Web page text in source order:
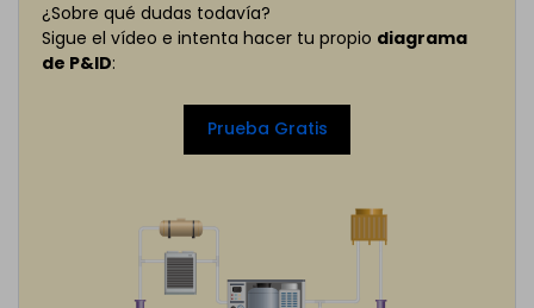
¿Sobre qué dudas todavía?
Sigue el vídeo e intenta hacer tu propio diagrama
de P&ID:
Prueba Gratis